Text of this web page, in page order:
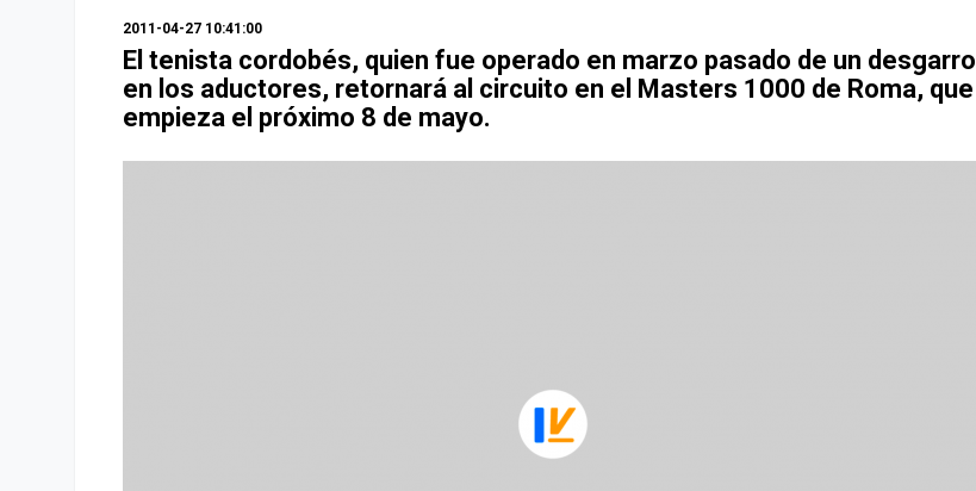
2011-04-27 10:41:00
El tenista cordobés, quien fue operado en marzo pasado de un desgarro
en los aductores, retornará al circuito en el Masters 1000 de Roma, que
empieza el próximo 8 de mayo.